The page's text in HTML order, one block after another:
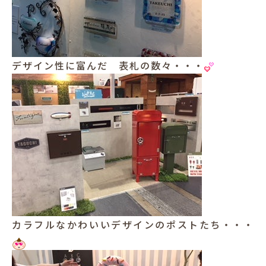
デザイン性に富んだ 表札の数々・・・
カラフルなかわいいデザインのポストたち・・・